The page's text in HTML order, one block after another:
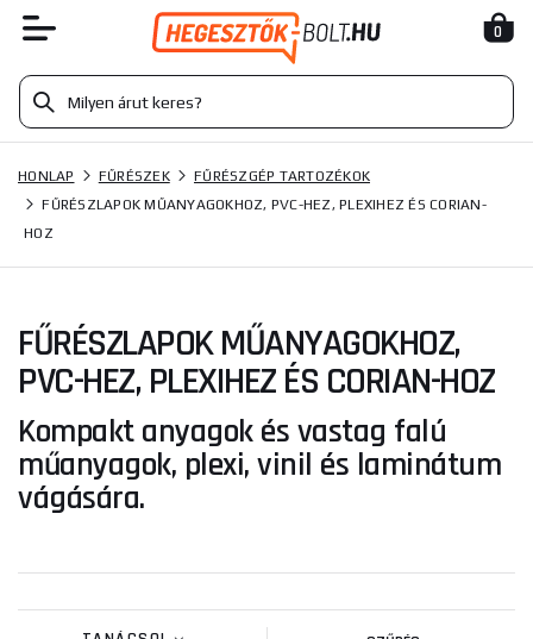
0
HONLAP FŰRÉSZEK
FŰRÉSZGÉP TARTOZÉKOK
FŰRÉSZLAPOK MŰANYAGOKHOZ, PVC-HEZ, PLEXIHEZ ÉS CORIAN-
HOZ
FŰRÉSZLAPOK MŰANYAGOKHOZ,
PVC-HEZ, PLEXIHEZ ÉS CORIAN-HOZ
Kompakt anyagok és vastag falú
műanyagok, plexi, vinil és laminátum
vágására.